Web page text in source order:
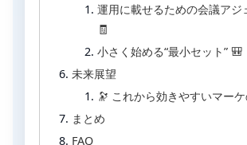
運用に載せるための会議アジ
🧾
小さく始める“最小セット” 🎒
未来展望
🔭 これから効きやすいマー
まとめ
FAQ